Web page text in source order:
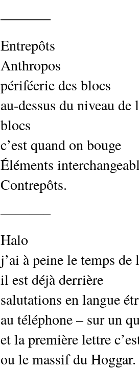
———–
Entrepôts
Anthropos
périféerie des blocs
au-dessus du niveau de
blocs
c’est quand on bouge
Éléments
Contrepôts.
———–
Halo
j’ai à peine le temps
il est déjà derrière
salutations en langue
au téléphone – sur un
et la première lettre
ou le massif du Hoggar.